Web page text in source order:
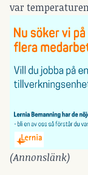
var
(Annonslänk)